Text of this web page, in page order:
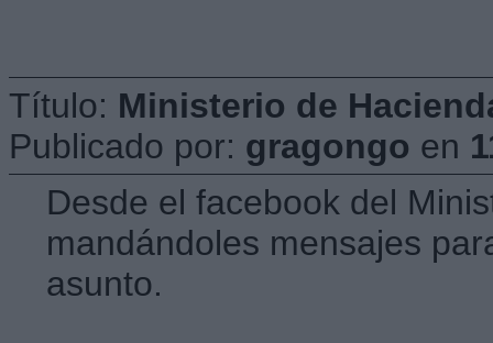
Título: Ministerio de
Publicado por: gragongo en
Desde el facebook del
mandándoles mensajes
asunto.